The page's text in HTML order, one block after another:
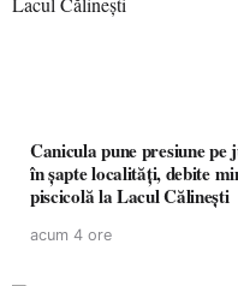
Canicula pune presiune
în șapte localități, debite
piscicolă la Lacul Călinești
acum 4 ore